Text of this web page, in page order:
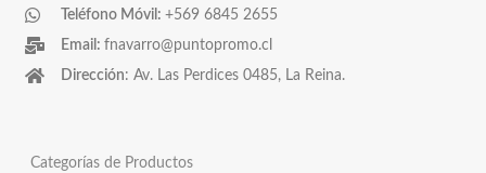
Teléfono Móvil: +569 6845 2655
Email: fnavarro@puntopromo.cl
Dirección: Av. Las Perdices 0485, La Reina.
Categorías de Productos